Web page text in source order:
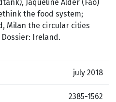
Jaqueline Alder (Fao)
the food system;
Milan the circular cities
Ireland.
july 2018
2385-1562